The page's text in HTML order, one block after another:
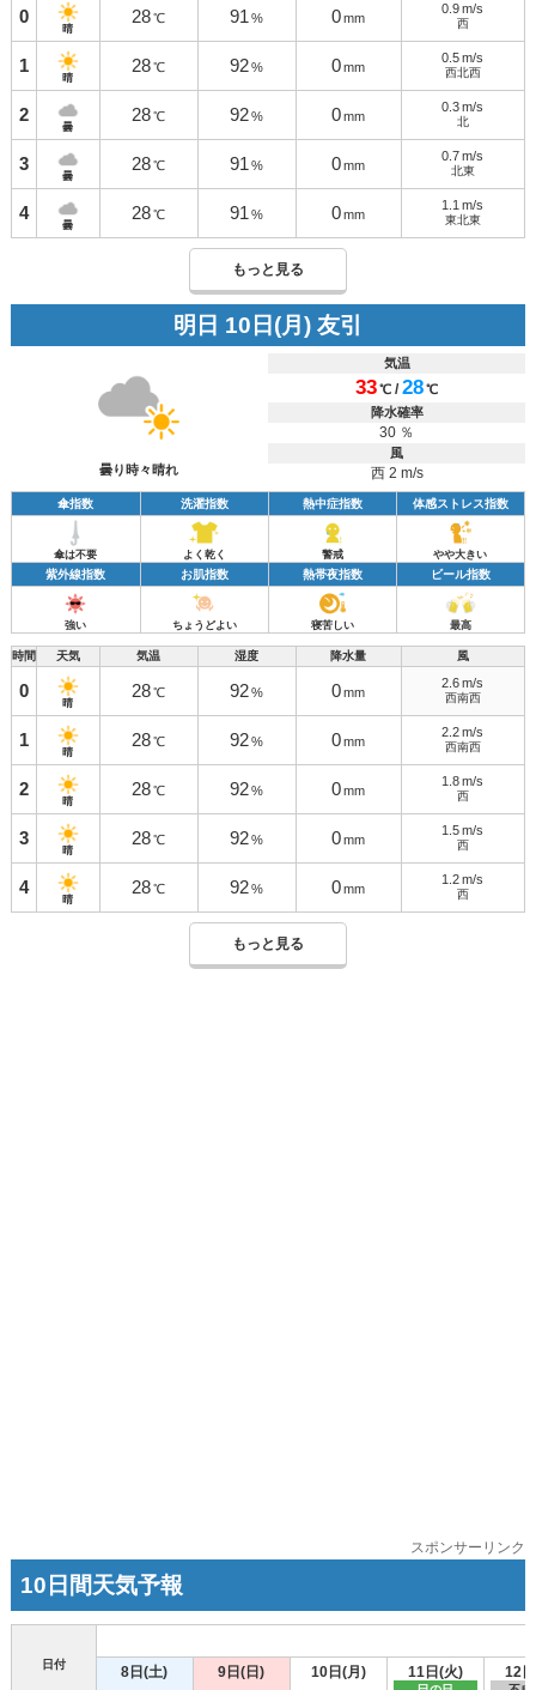
0
晴
28 ℃ 91 % 0 mm
0.9 m/s
西
1
晴
28 ℃ 92 % 0 mm
0.5 m/s
西北西
2
曇
28 ℃ 92 % 0 mm
0.3 m/s
北
3
曇
28 ℃ 91 % 0 mm
0.7 m/s
北東
4
曇
28 ℃ 91 % 0 mm
1.1 m/s
東北東
もっと見る
明日 10日(月) 友引
曇り時々晴れ
気温
33℃ /28℃
降水確率
30 ％
風
西 2 m/s
傘指数 洗濯指数 熱中症指数 体感ストレス指数
傘は不要 よく乾く 警戒 やや大きい
紫外線指数 お肌指数 熱帯夜指数 ビール指数
強い ちょうどよい 寝苦しい 最高
時間 天気 気温 湿度 降水量 風
0
晴
28 ℃ 92 % 0 mm
2.6 m/s
西南西
1
晴
28 ℃ 92 % 0 mm
2.2 m/s
西南西
2
晴
28 ℃ 92 % 0 mm
1.8 m/s
西
3
晴
28 ℃ 92 % 0 mm
1.5 m/s
西
4
晴
28 ℃ 92 % 0 mm
1.2 m/s
西
もっと見る
スポンサーリンク
10日間天気予報
日付 8日(土) 9日(日) 10日(月) 11日(火) 12